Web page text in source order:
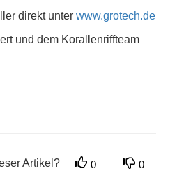
direkt unter www.grotech.de
und dem Korallenriffteam
Artikel? 0 0